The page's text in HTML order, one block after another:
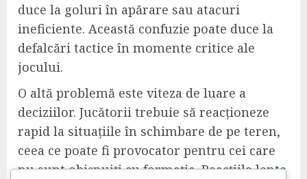
duce la goluri în apărare sau atacuri
ineficiente. Această confuzie poate duce la
defalcări tactice în momente critice ale
jocului.
O altă problemă este viteza de luare a
deciziilor. Jucătorii trebuie să reacționeze
rapid la situațiile în schimbare de pe teren,
ceea ce poate fi provocator pentru cei care
nu sunt obișnuiți cu formația. Reacțiile lente